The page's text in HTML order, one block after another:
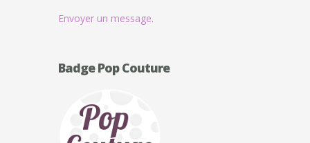
Envoyer un message.
Badge Pop Couture